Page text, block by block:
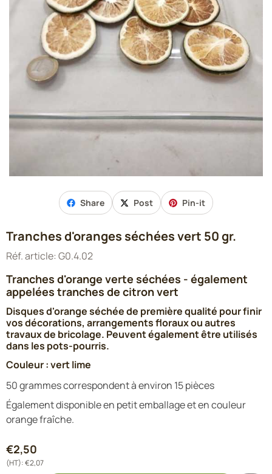
Share Post Pin-it
Tranches d'oranges séchées vert 50 gr.
Réf. article: G0.4.02
Tranches d'orange verte séchées - également
appelées tranches de citron vert
Disques d'orange séchée de première qualité pour finir
vos décorations, arrangements floraux ou autres
travaux de bricolage. Peuvent également être utilisés
dans les pots-pourris.
Couleur : vert lime
50 grammes correspondent à environ 15 pièces
Également disponible en petit emballage et en couleur
orange fraîche.
€2,50
(HT):€2,07